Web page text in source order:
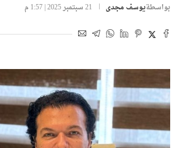
بواسطةيوسف مجدى 21 سبتمبر 2025 | 1:57 م